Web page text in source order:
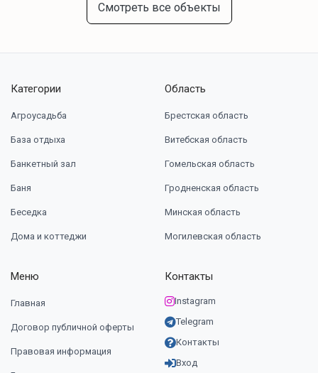
Смотреть все объекты
Категории
Агроусадьба
База отдыха
Банкетный зал
Баня
Беседка
Дома и коттеджи
Область
Брестская область
Витебская область
Гомельская область
Гродненская область
Минская область
Могилевская область
Меню
Главная
Договор публичной оферты
Правовая информация
Контакты
Instagram
Telegram
Контакты
Вход